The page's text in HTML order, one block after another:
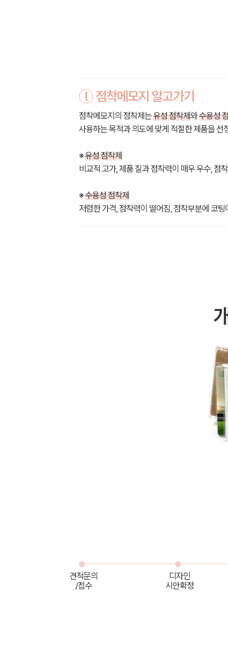
! 점착메모지 알고가기
점착메모지의 점착제는유성 점착제와수용성
사용하는 목적과 의도에 맞게 적절한 제품을 선
※유성 점착제
비교적 고가, 제품 질과 점착력이 매우 우수, 점
※수용성 점착제
저렴한 가격, 점착력이 떨어짐, 점착부분에 코
견적문의
/접수
디자인
시안확정